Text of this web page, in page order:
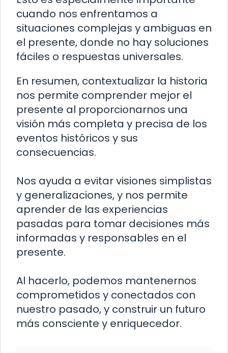
cuando nos enfrentamos a
situaciones complejas y ambiguas en
el presente, donde no hay soluciones
fáciles o respuestas universales.
En resumen, contextualizar la historia
nos permite comprender mejor el
presente al proporcionarnos una
visión más completa y precisa de los
eventos históricos y sus
consecuencias.
Nos ayuda a evitar visiones simplistas
y generalizaciones, y nos permite
aprender de las experiencias
pasadas para tomar decisiones más
informadas y responsables en el
presente.
Al hacerlo, podemos mantenernos
comprometidos y conectados con
nuestro pasado, y construir un futuro
más consciente y enriquecedor.